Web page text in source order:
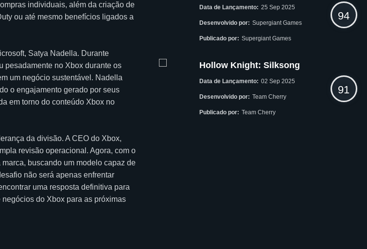
individuais, além da criação de
ou até mesmo benefícios ligados a
Satya Nadella. Durante
pesadamente no Xbox durante os
um negócio sustentável. Nadella
o engajamento gerado por seus
em torno do conteúdo Xbox no
da divisão. A CEO do Xbox,
revisão operacional. Agora, com o
buscando um modelo capaz de
não será apenas enfrentar
uma resposta definitiva para
do Xbox para as próximas
Data de Lançamento: 25 Sep 2025
Desenvolvido por: Supergiant Games
Publicado por: Supergiant Games
94
Hollow Knight: Silksong
Data de Lançamento: 02 Sep 2025
Desenvolvido por: Team Cherry
Publicado por: Team Cherry
91